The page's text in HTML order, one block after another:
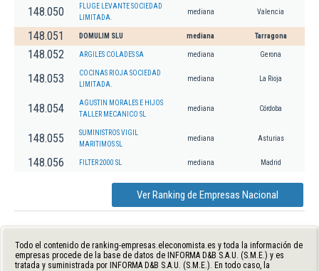
148.050
FLUGE LEVANTE SOCIEDAD
LIMITADA.
mediana Valencia
148.051 DOMULIM SLU mediana Tarragona
148.052 ARGILES COLADES SA mediana Gerona
148.053
COCINAS RIOJA SOCIEDAD
LIMITADA.
mediana La Rioja
148.054
AGUSTIN MORALES E HIJOS
TALLER MECANICO SL
mediana Córdoba
148.055
SUMINISTROS VIGIL
MARITIMOS SL
mediana Asturias
148.056 FILTER 2000 SL mediana Madrid
Ver Ranking de Empresas Nacional
Todo el contenido de ranking-empresas.eleconomista.es y toda la información de
empresas procede de la base de datos de INFORMA D&B S.A.U. (S.M.E.) y es
tratada y suministrada por INFORMA D&B S.A.U. (S.M.E.). En todo caso, la